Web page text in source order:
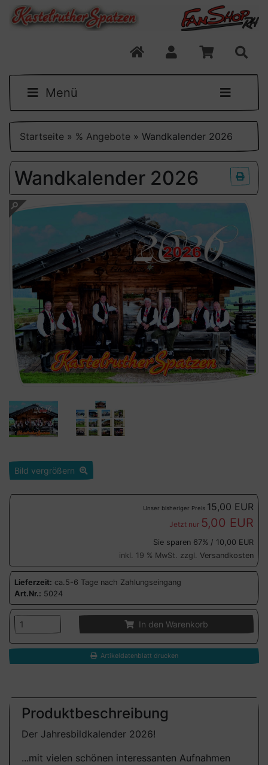
Menü
Startseite » % Angebote » Wandkalender 2026
Wandkalender 2026
Bild vergrößern
Unser bisheriger Preis 15,00 EUR
Jetzt nur 5,00 EUR
Sie sparen 67% / 10,00 EUR
inkl. 19 % MwSt. zzgl. Versandkosten
Lieferzeit: ca.5-6 Tage nach Zahlungseingang
Art.Nr.: 5024
In den Warenkorb
Artikeldatenblatt drucken
Produktbeschreibung
Der Jahresbildkalender 2026!
...mit vielen schönen interessanten Aufnahmen